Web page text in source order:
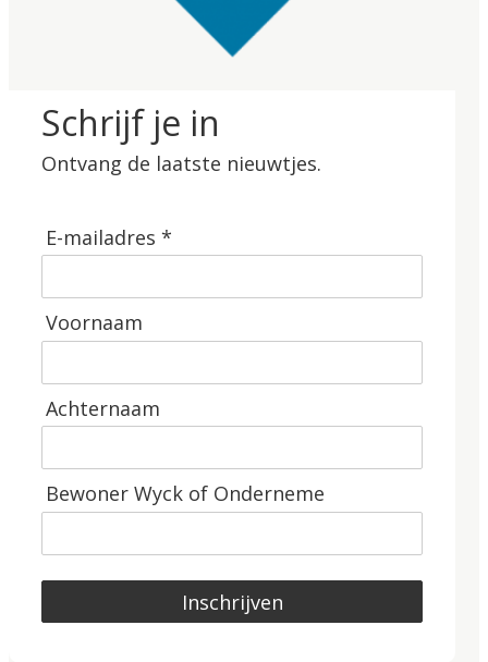
Schrijf je in
Ontvang de laatste nieuwtjes.
E-mailadres *
Voornaam
Achternaam
Bewoner Wyck of Onderneme
Inschrijven